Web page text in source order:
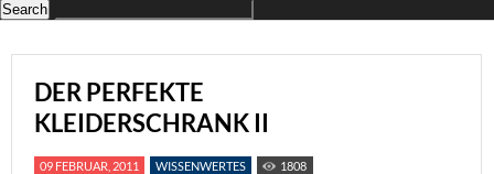
DER PERFEKTE
KLEIDERSCHRANK II
09 FEBRUAR, 2011 WISSENWERTES 1808